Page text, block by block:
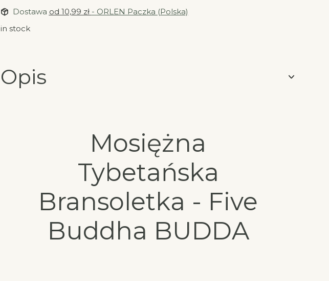
Dostawa od 10,99 zł - ORLEN Paczka (Polska)
in stock
Opis
Mosiężna
Tybetańska
Bransoletka - Five
Buddha BUDDA